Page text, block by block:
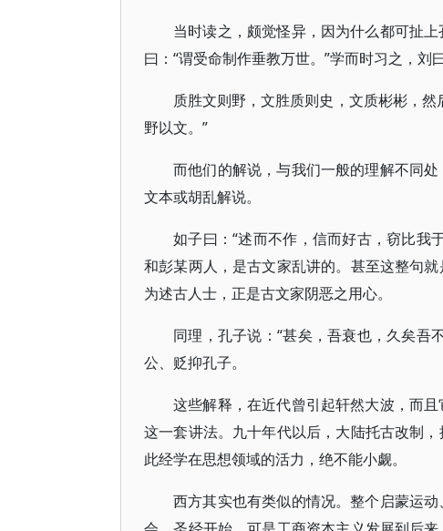
当时读之，颇觉怪异，因为什么都可扯
曰：“谓受命制作垂教万世。”学而时习之，刘
质胜文则野，文胜质则史，文质彬彬，
野以文。”
而他们的解说，与我们一般的理解不同
文本或胡乱解说。
如子曰：“述而不作，信而好古，窃比我
和彭某两人，是古文家乱讲的。甚至这整句
为述古人士，正是古文家阴恶之用心。
同理，孔子说：“甚矣，吾衰也，久矣吾
公、贬抑孔子。
这些解释，在近代曾引起轩然大波，而
这一套讲法。九十年代以后，大陆托古改制
此经学在思想领域的活力，绝不能小觑。
西方其实也有类似的情况。整个启蒙运